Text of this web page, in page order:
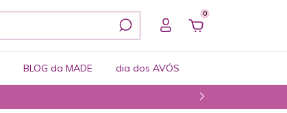
0
BLOG da MADE dia dos AVÓS